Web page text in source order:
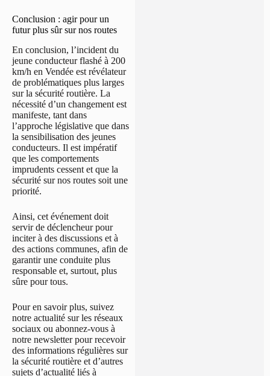
Conclusion : agir pour un
futur plus sûr sur nos routes
En conclusion, l’incident du
jeune conducteur flashé à 200
km/h en Vendée est révélateur
de problématiques plus larges
sur la sécurité routière. La
nécessité d’un changement est
manifeste, tant dans
l’approche législative que dans
la sensibilisation des jeunes
conducteurs. Il est impératif
que les comportements
imprudents cessent et que la
sécurité sur nos routes soit une
priorité.
Ainsi, cet événement doit
servir de déclencheur pour
inciter à des discussions et à
des actions communes, afin de
garantir une conduite plus
responsable et, surtout, plus
sûre pour tous.
Pour en savoir plus, suivez
notre actualité sur les réseaux
sociaux ou abonnez-vous à
notre newsletter pour recevoir
des informations régulières sur
la sécurité routière et d’autres
sujets d’actualité liés à